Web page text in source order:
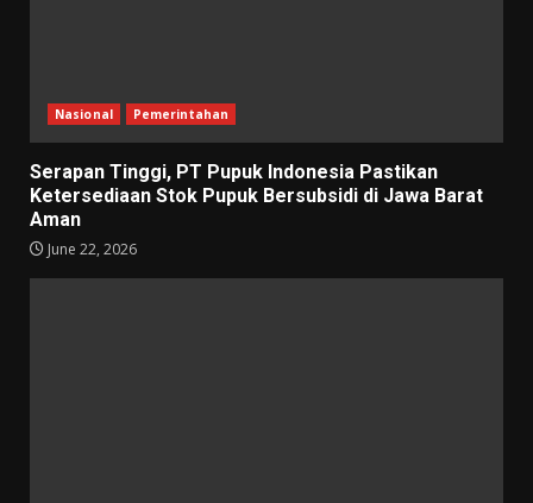
Nasional Pemerintahan
Serapan Tinggi, PT Pupuk Indonesia Pastikan
Ketersediaan Stok Pupuk Bersubsidi di Jawa Barat
Aman
June 22, 2026